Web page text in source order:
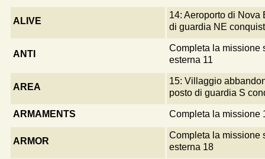
ALIVE
14: Aeroporto di Nova
di guardia NE
ANTI
Completa la missione
esterna 11
AREA
15: Villaggio
posto di guardia S
ARMAMENTS Completa la missione
ARMOR
Completa la missione
esterna 18